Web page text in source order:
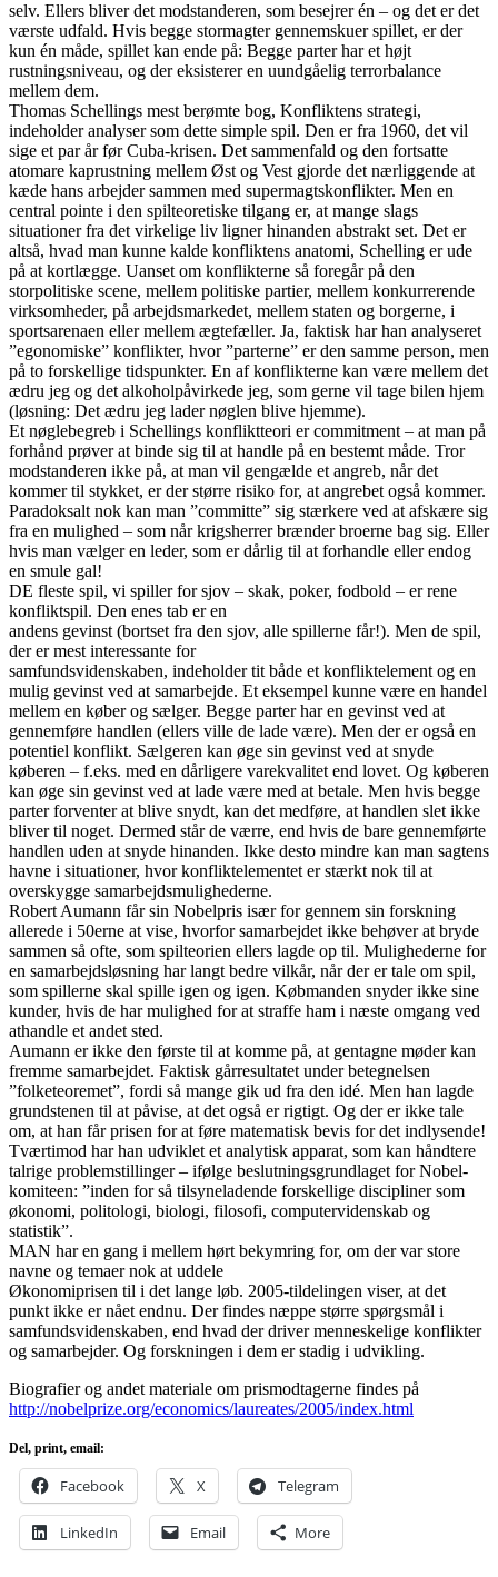
selv. Ellers bliver det modstanderen, som besejrer én – og det er det
værste udfald. Hvis begge stormagter gennemskuer spillet, er der
kun én måde, spillet kan ende på: Begge parter har et højt
rustningsniveau, og der eksisterer en uundgåelig terrorbalance
mellem dem.
Thomas Schellings mest berømte bog, Konfliktens strategi,
indeholder analyser som dette simple spil. Den er fra 1960, det vil
sige et par år før Cuba-krisen. Det sammenfald og den fortsatte
atomare kaprustning mellem Øst og Vest gjorde det nærliggende at
kæde hans arbejder sammen med supermagtskonflikter. Men en
central pointe i den spilteoretiske tilgang er, at mange slags
situationer fra det virkelige liv ligner hinanden abstrakt set. Det er
altså, hvad man kunne kalde konfliktens anatomi, Schelling er ude
på at kortlægge. Uanset om konflikterne så foregår på den
storpolitiske scene, mellem politiske partier, mellem konkurrerende
virksomheder, på arbejdsmarkedet, mellem staten og borgerne, i
sportsarenaen eller mellem ægtefæller. Ja, faktisk har han analyseret
”egonomiske” konflikter, hvor ”parterne” er den samme person, men
på to forskellige tidspunkter. En af konflikterne kan være mellem det
ædru jeg og det alkoholpåvirkede jeg, som gerne vil tage bilen hjem
(løsning: Det ædru jeg lader nøglen blive hjemme).
Et nøglebegreb i Schellings konfliktteori er commitment – at man på
forhånd prøver at binde sig til at handle på en bestemt måde. Tror
modstanderen ikke på, at man vil gengælde et angreb, når det
kommer til stykket, er der større risiko for, at angrebet også kommer.
Paradoksalt nok kan man ”committe” sig stærkere ved at afskære sig
fra en mulighed – som når krigsherrer brænder broerne bag sig. Eller
hvis man vælger en leder, som er dårlig til at forhandle eller endog
en smule gal!
DE fleste spil, vi spiller for sjov – skak, poker, fodbold – er rene
konfliktspil. Den enes tab er en
andens gevinst (bortset fra den sjov, alle spillerne får!). Men de spil,
der er mest interessante for
samfundsvidenskaben, indeholder tit både et konfliktelement og en
mulig gevinst ved at samarbejde. Et eksempel kunne være en handel
mellem en køber og sælger. Begge parter har en gevinst ved at
gennemføre handlen (ellers ville de lade være). Men der er også en
potentiel konflikt. Sælgeren kan øge sin gevinst ved at snyde
køberen – f.eks. med en dårligere varekvalitet end lovet. Og køberen
kan øge sin gevinst ved at lade være med at betale. Men hvis begge
parter forventer at blive snydt, kan det medføre, at handlen slet ikke
bliver til noget. Dermed står de værre, end hvis de bare gennemførte
handlen uden at snyde hinanden. Ikke desto mindre kan man sagtens
havne i situationer, hvor konfliktelementet er stærkt nok til at
overskygge samarbejdsmulighederne.
Robert Aumann får sin Nobelpris især for gennem sin forskning
allerede i 50erne at vise, hvorfor samarbejdet ikke behøver at bryde
sammen så ofte, som spilteorien ellers lagde op til. Mulighederne for
en samarbejdsløsning har langt bedre vilkår, når der er tale om spil,
som spillerne skal spille igen og igen. Købmanden snyder ikke sine
kunder, hvis de har mulighed for at straffe ham i næste omgang ved
athandle et andet sted.
Aumann er ikke den første til at komme på, at gentagne møder kan
fremme samarbejdet. Faktisk gårresultatet under betegnelsen
”folketeoremet”, fordi så mange gik ud fra den idé. Men han lagde
grundstenen til at påvise, at det også er rigtigt. Og der er ikke tale
om, at han får prisen for at føre matematisk bevis for det indlysende!
Tværtimod har han udviklet et analytisk apparat, som kan håndtere
talrige problemstillinger – ifølge beslutningsgrundlaget for Nobel-
komiteen: ”inden for så tilsyneladende forskellige discipliner som
økonomi, politologi, biologi, filosofi, computervidenskab og
statistik”.
MAN har en gang i mellem hørt bekymring for, om der var store
navne og temaer nok at uddele
Økonomiprisen til i det lange løb. 2005-tildelingen viser, at det
punkt ikke er nået endnu. Der findes næppe større spørgsmål i
samfundsvidenskaben, end hvad der driver menneskelige konflikter
og samarbejder. Og forskningen i dem er stadig i udvikling.
Biografier og andet materiale om prismodtagerne findes på
http://nobelprize.org/economics/laureates/2005/index.html
Del, print, email:
Facebook X Telegram
LinkedIn Email More